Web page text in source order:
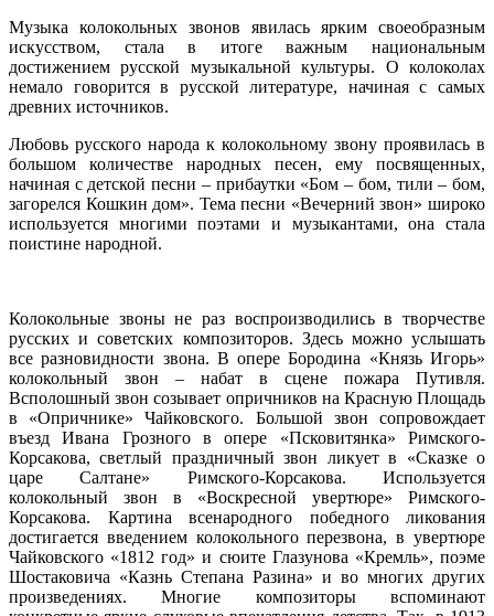
Музыка колокольных звонов явилась ярким своеобразным
искусством, стала в итоге важным национальным
достижением русской музыкальной культуры. О колоколах
немало говорится в русской литературе, начиная с самых
древних источников.
Любовь русского народа к колокольному звону проявилась в
большом количестве народных песен, ему посвященных,
начиная с детской песни – прибаутки «Бом – бом, тили – бом,
загорелся Кошкин дом». Тема песни «Вечерний звон» широко
используется многими поэтами и музыкантами, она стала
поистине народной.
Колокольные звоны не раз воспроизводились в творчестве
русских и советских композиторов. Здесь можно услышать
все разновидности звона. В опере Бородина «Князь Игорь»
колокольный звон – набат в сцене пожара Путивля.
Всполошный звон созывает опричников на Красную Площадь
в «Опричнике» Чайковского. Большой звон сопровождает
въезд Ивана Грозного в опере «Псковитянка» Римского-
Корсакова, светлый праздничный звон ликует в «Сказке о
царе Салтане» Римского-Корсакова. Используется
колокольный звон в «Воскресной увертюре» Римского-
Корсакова. Картина всенародного победного ликования
достигается введением колокольного перезвона, в увертюре
Чайковского «1812 год» и сюите Глазунова «Кремль», поэме
Шостаковича «Казнь Степана Разина» и во многих других
произведениях. Многие композиторы вспоминают